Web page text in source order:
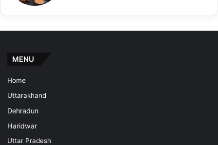
MENU
Home
Uttarakhand
Dehradun
Haridwar
Uttar Pradesh